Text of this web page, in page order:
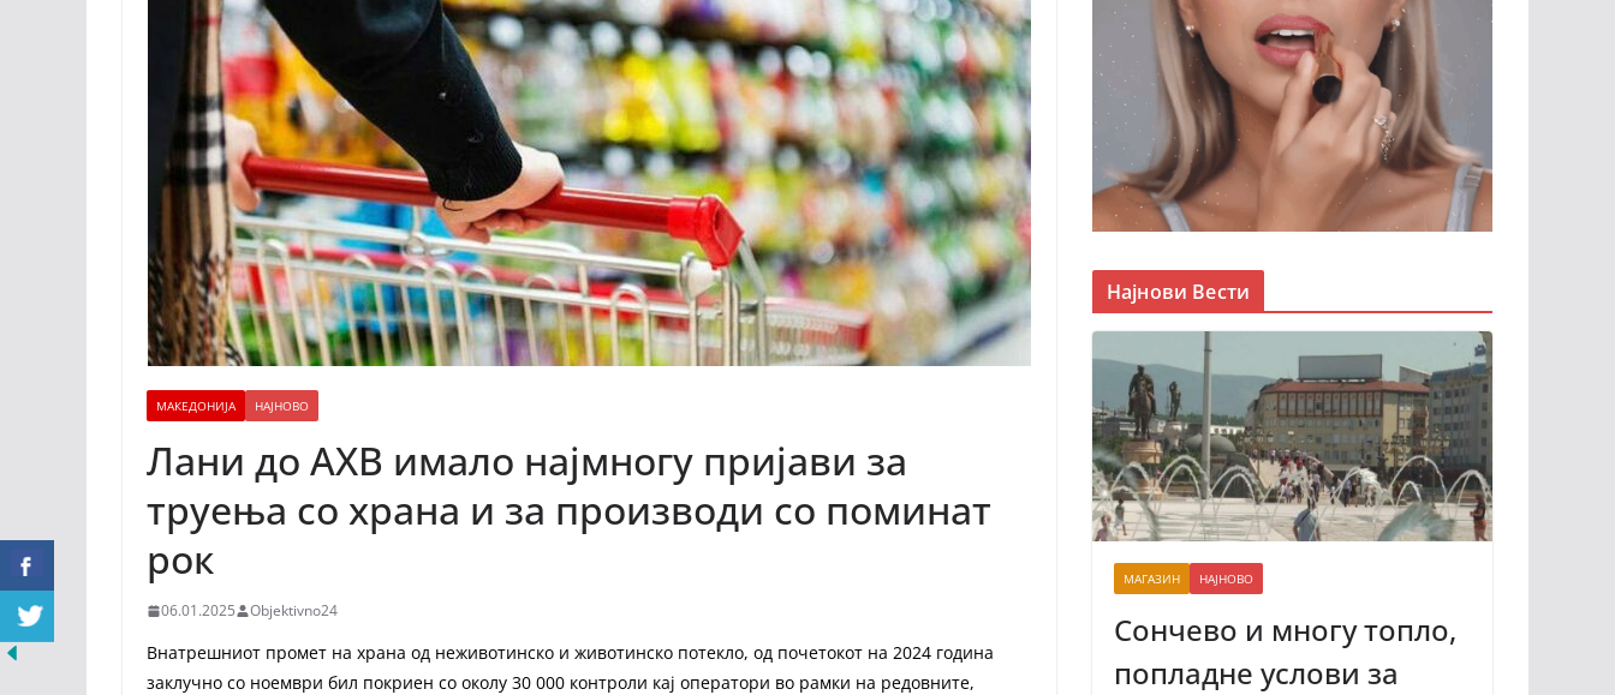
МАКЕДОНИЈА НАЈНОВО
Лани до АХВ имало најмногу пријави за
труења со храна и за производи со поминат
рок
06.01.2025 Objektivno24
Внатрешниот промет на храна од неживотинско и животинско потекло, од почетокот на 2024 година
заклучно со ноември бил покриен со околу 30 000 контроли кај оператори во рамки на редовните,
Најнови Вести
МАГАЗИН НАЈНОВО
Сончево и многу топло,
попладне услови за